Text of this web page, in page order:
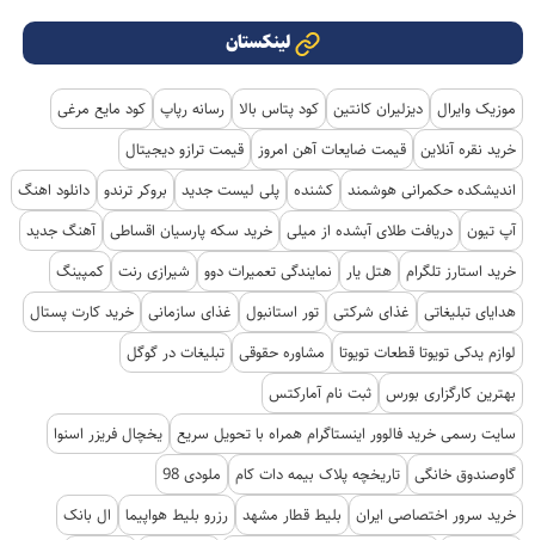
لینکستان
موزیک وایرال دیزلیران کانتین کود پتاس بالا رسانه رپاپ کود مایع مرغی
خرید نقره آنلاین قیمت ضایعات آهن امروز
قیمت ترازو دیجیتال
اندیشکده حکمرانی هوشمند کشنده پلی لیست جدید بروکر ترندو دانلود اهنگ
آپ تیون دریافت طلای آبشده از میلی خرید سکه پارسیان اقساطی آهنگ جدید
خرید استارز تلگرام هتل یار نمایندگی تعمیرات دوو شیرازی رنت کمپینگ
هدایای تبلیغاتی
غذای شرکتی تور استانبول غذای سازمانی خرید کارت پستال
لوازم یدکی تویوتا قطعات تویوتا
مشاوره حقوقی تبلیغات در گوگل
بهترین کارگزاری بورس ثبت نام آمارکتس
سایت رسمی خرید فالوور اینستاگرام همراه با تحویل سریع یخچال فریزر اسنوا
گاوصندوق خانگی تاریخچه پلاک بیمه دات کام
ملودی 98
خرید سرور اختصاصی ایران
بلیط قطار مشهد رزرو بلیط هواپیما ال بانک